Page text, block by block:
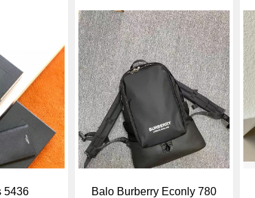
5436 Balo Burberry Econly 780